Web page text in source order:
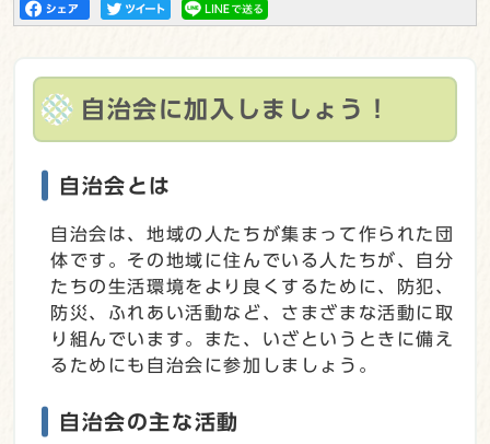
自治会に加入しましょう！
自治会とは
自治会は、地域の人たちが集まって作られた団
体です。その地域に住んでいる人たちが、自分
たちの生活環境をより良くするために、防犯、
防災、ふれあい活動など、さまざまな活動に取
り組んでいます。また、いざというときに備え
るためにも自治会に参加しましょう。
自治会の主な活動